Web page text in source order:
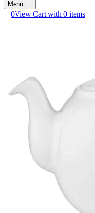
Menü
0View Cart with 0 items